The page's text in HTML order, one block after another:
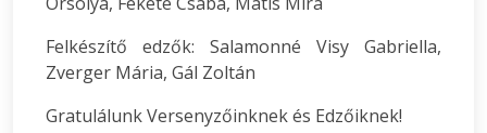
Felkészítő edzők: Salamonné Visy Gabriella,
Zverger Mária, Gál Zoltán
Gratulálunk Versenyzőinknek és Edzőiknek!